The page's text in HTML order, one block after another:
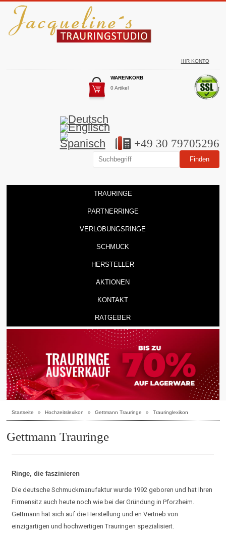
IHR KONTO
WARENKORB
0 Artikel
+49 30 79705296
TRAURINGE
PARTNERRINGE
VERLOBUNGSRINGE
SCHMUCK
HERSTELLER
AKTIONEN
KONTAKT
RATGEBER
Startseite » Hochzeitslexikon » Gettmann Trauringe » Trauringlexikon
Gettmann Trauringe
Ringe, die faszinieren
Die deutsche Schmuckmanufaktur wurde 1992 geboren und hat Ihren
Firmensitz auch heute noch wie bei der Gründung in Pforzheim.
Gettmann hat sich auf die Herstellung und en Vertrieb von
einzigartigen und hochwertigen Trauringen spezialisiert.